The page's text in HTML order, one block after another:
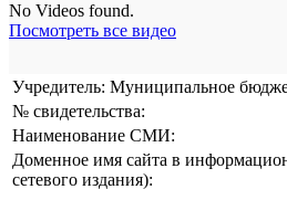
No Videos found.
Посмотреть все видео
Учредитель: Муниципальное
№ свидетельства:
Наименование СМИ:
Доменное имя сайта в
сетевого издания):